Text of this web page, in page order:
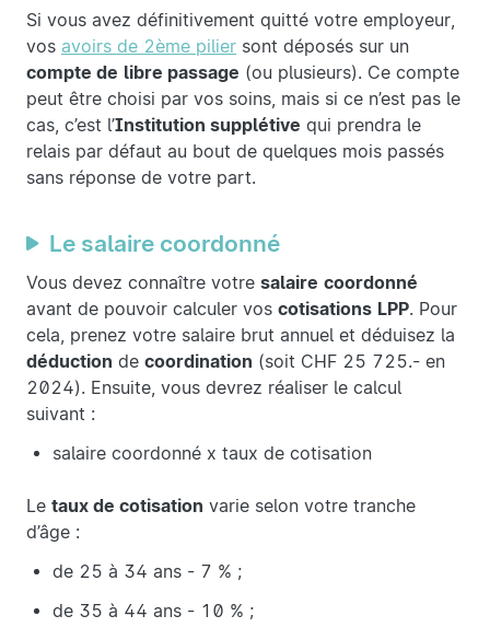
Si vous avez définitivement quitté votre employeur,
vos avoirs de 2ème pilier sont déposés sur un
compte de libre passage (ou plusieurs). Ce compte
peut être choisi par vos soins, mais si ce n’est pas le
cas, c’est l’Institution supplétive qui prendra le
relais par défaut au bout de quelques mois passés
sans réponse de votre part.
Le salaire coordonné
Vous devez connaître votre salaire coordonné
avant de pouvoir calculer vos cotisations LPP. Pour
cela, prenez votre salaire brut annuel et déduisez la
déduction de coordination (soit CHF 25 725.- en
2024). Ensuite, vous devrez réaliser le calcul
suivant :
salaire coordonné x taux de cotisation
Le taux de cotisation varie selon votre tranche
d’âge :
de 25 à 34 ans - 7 % ;
de 35 à 44 ans - 10 % ;